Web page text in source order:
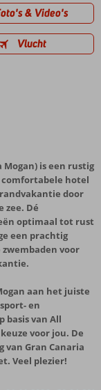
& Video's
Vlucht
Mogan) is een rustig
hotel
door
zee. Dé
optimaal tot rust
een prachtig
voor
aan het juiste
en
van All
voor jou. De
van Gran Canaria
Veel plezier!